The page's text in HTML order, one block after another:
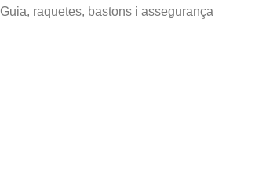
Guia, raquetes, bastons i assegurança